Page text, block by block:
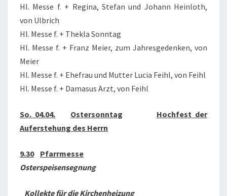
Hl. Messe f. + Regina, Stefan und Johann Heinloth,
von Ulbrich
Hl. Messe f. + Thekla Sonntag
Hl. Messe f. + Franz Meier, zum Jahresgedenken, von
Meier
Hl. Messe f. + Ehefrau und Mutter Lucia Feihl, von Feihl
Hl. Messe f. + Damasus Arzt, von Feihl
So. 04.04. Ostersonntag
Hochfest der
Auferstehung des Herrn
9.30
Pfarrmesse
Osterspeisensegnung
Kollekte für die Kirchenheizung